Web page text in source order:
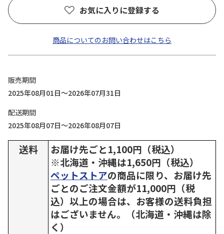
お気に入りに登録する
商品についてのお問い合わせはこちら
販売期間
2025年08月01日～2026年07月31日
配送期間
2025年08月07日～2026年08月07日
送料
お届け先ごと1,100円（税込）
※北海道・沖縄は1,650円（税込）
ペットストアの商品に限り、お届け先
ごとのご注文金額が11,000円（税
込）以上の場合は、お客様の送料負担
はございません。（北海道・沖縄は除
く）